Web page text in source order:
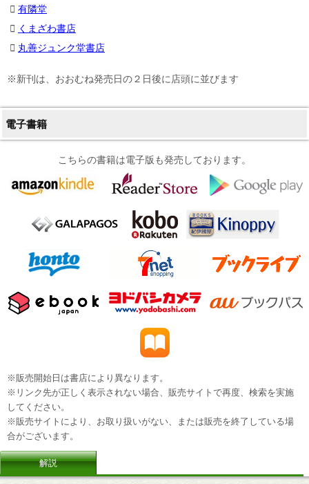
有隣堂
くまざわ書店
丸善ジュンク堂書店
※新刊は、おおむね発売日の２日後に店頭に並びます
電子書籍
こちらの書籍は電子版も発売しております。
※販売開始日は書店により異なります。
※リンク先が正しく表示されない場合、販売サイトで再度、検索を実施
してください。
※販売サイトにより、お取り扱いがない、または販売を終了している場
合がございます。
解説